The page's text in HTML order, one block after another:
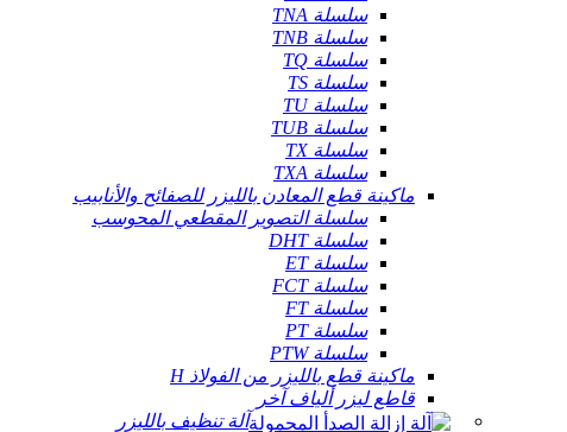
سلسلة TNA
سلسلة TNB
سلسلة TQ
سلسلة TS
سلسلة TU
سلسلة TUB
سلسلة TX
سلسلة TXA
ماكينة قطع المعادن بالليزر للصفائح والأنابيب
سلسلة التصوير المقطعي المحوسب
سلسلة DHT
سلسلة ET
سلسلة FCT
سلسلة FT
سلسلة PT
سلسلة PTW
ماكينة قطع بالليزر من الفولاذ H
قاطع ليزر ألياف آخر
آلة تنظيف بالليزر